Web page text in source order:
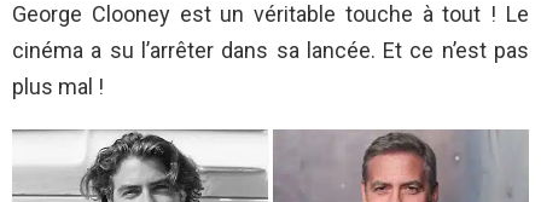
George Clooney est un véritable touche à tout ! Le
cinéma a su l’arrêter dans sa lancée. Et ce n’est pas
plus mal !